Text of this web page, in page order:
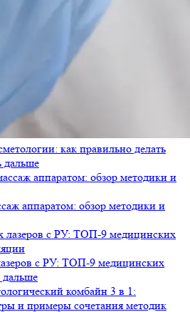
как правильно делать
дальше
аппаратом: обзор методики и
с РУ: ТОП-9 медицинских
дальше